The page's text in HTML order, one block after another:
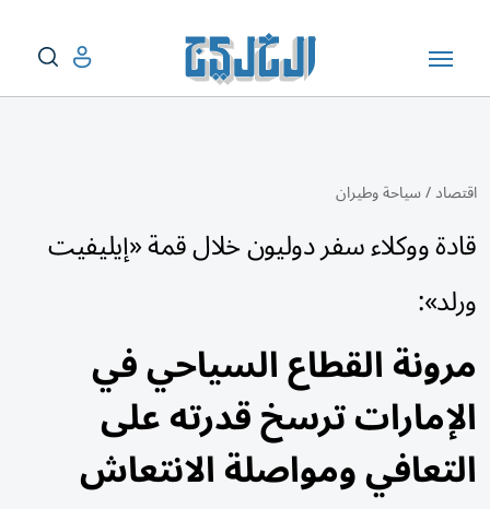
اقتصاد/سياحة وطيران
قادة ووكلاء سفر دوليون خلال قمة «إيليفيت
ورلد»:
مرونة القطاع السياحي في
الإمارات ترسخ قدرته على
التعافي ومواصلة الانتعاش